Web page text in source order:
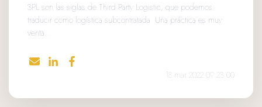
3PL son las siglas de Third Party Logistic, que podemos
traducir como logística subcontratada. Una práctica es muy
venta...
18 mar 2022 09:23:00